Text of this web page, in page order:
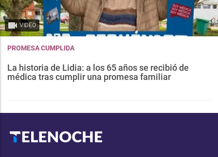
VIDEO
PROMESA CUMPLIDA
La historia de Lidia: a los 65 años se recibió de
médica tras cumplir una promesa familiar